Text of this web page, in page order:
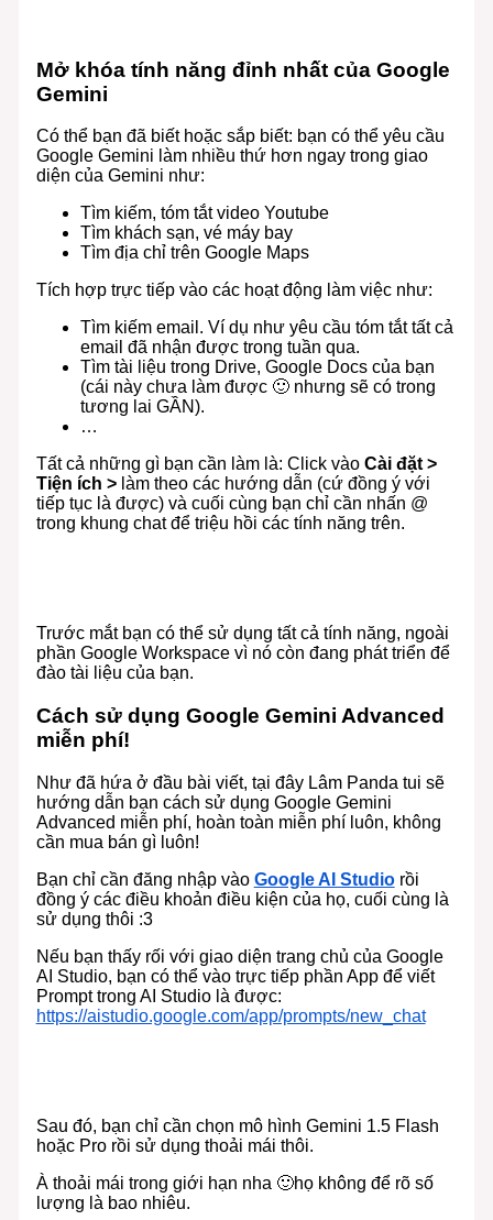
Mở khóa tính năng đỉnh nhất của Google
Gemini
Có thể bạn đã biết hoặc sắp biết: bạn có thể yêu cầu
Google Gemini làm nhiều thứ hơn ngay trong giao
diện của Gemini như:
Tìm kiếm, tóm tắt video Youtube
Tìm khách sạn, vé máy bay
Tìm địa chỉ trên Google Maps
Tích hợp trực tiếp vào các hoạt động làm việc như:
Tìm kiếm email. Ví dụ như yêu cầu tóm tắt tất cả
email đã nhận được trong tuần qua.
Tìm tài liệu trong Drive, Google Docs của bạn
(cái này chưa làm được 🙂 nhưng sẽ có trong
tương lai GẦN).
…
Tất cả những gì bạn cần làm là: Click vào Cài đặt >
Tiện ích > làm theo các hướng dẫn (cứ đồng ý với
tiếp tục là được) và cuối cùng bạn chỉ cần nhấn @
trong khung chat để triệu hồi các tính năng trên.
Trước mắt bạn có thể sử dụng tất cả tính năng, ngoài
phần Google Workspace vì nó còn đang phát triển để
đào tài liệu của bạn.
Cách sử dụng Google Gemini Advanced
miễn phí!
Như đã hứa ở đầu bài viết, tại đây Lâm Panda tui sẽ
hướng dẫn bạn cách sử dụng Google Gemini
Advanced miễn phí, hoàn toàn miễn phí luôn, không
cần mua bán gì luôn!
Bạn chỉ cần đăng nhập vào Google AI Studio rồi
đồng ý các điều khoản điều kiện của họ, cuối cùng là
sử dụng thôi :3
Nếu bạn thấy rối với giao diện trang chủ của Google
AI Studio, bạn có thể vào trực tiếp phần App để viết
Prompt trong AI Studio là được:
https://aistudio.google.com/app/prompts/new_chat
Sau đó, bạn chỉ cần chọn mô hình Gemini 1.5 Flash
hoặc Pro rồi sử dụng thoải mái thôi.
À thoải mái trong giới hạn nha 🙂họ không để rõ số
lượng là bao nhiêu.